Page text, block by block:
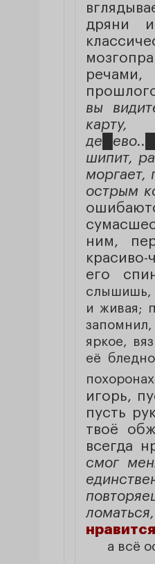
дряни
речами,
вы
де
ево..
шипит,
моргает,
острым
ним,
его
слышишь,
и живая;
яркое,
её
игорь,
пусть
твоё
всегда
смог
а всё